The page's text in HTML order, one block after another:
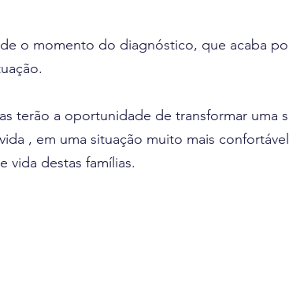
o momento do diagnóstico, que acaba
terão a oportunidade de transformar uma
, em uma situação muito mais
vida destas famílias.